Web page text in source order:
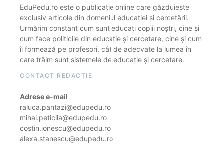
EduPedu.ro este o publicație online care găzduiește
exclusiv articole din domeniul educației și cercetării.
Urmărim constant cum sunt educați copiii noștri, cine și
cum face politicile din educație și cercetare, cine și cum
îi formează pe profesori, cât de adecvate la lumea în
care trăim sunt sistemele de educație și cercetare.
CONTACT REDACȚIE
Adrese e-mail
raluca.pantazi@edupedu.ro
mihai.peticila@edupedu.ro
costin.ionescu@edupedu.ro
alexa.stanescu@edupedu.ro